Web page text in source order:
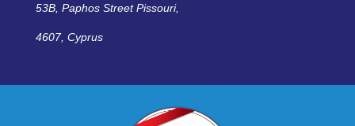
53B, Paphos Street Pissouri,
4607, Cyprus